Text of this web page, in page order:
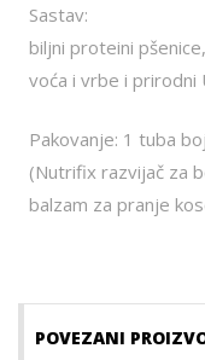
Sastav:
biljni proteini
voća i vrbe i prirodni
Pakovanje: 1 tuba
(Nutrifix razvijač za
balzam za pranje
POVEZANI